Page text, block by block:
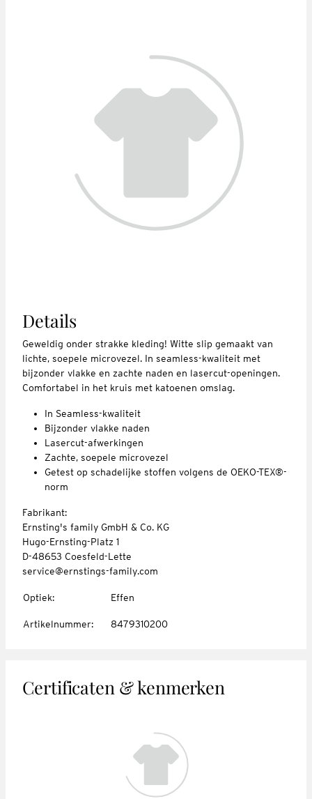
Details
Geweldig onder strakke kleding! Witte slip gemaakt van
lichte, soepele microvezel. In seamless-kwaliteit met
bijzonder vlakke en zachte naden en lasercut-openingen.
Comfortabel in het kruis met katoenen omslag.
In Seamless-kwaliteit
Bijzonder vlakke naden
Lasercut-afwerkingen
Zachte, soepele microvezel
Getest op schadelijke stoffen volgens de OEKO-TEX®-
norm
Fabrikant:
Ernsting's family GmbH & Co. KG
Hugo-Ernsting-Platz 1
D-48653 Coesfeld-Lette
service@ernstings-family.com
Optiek: Effen
Artikelnummer: 8479310200
Certificaten & kenmerken